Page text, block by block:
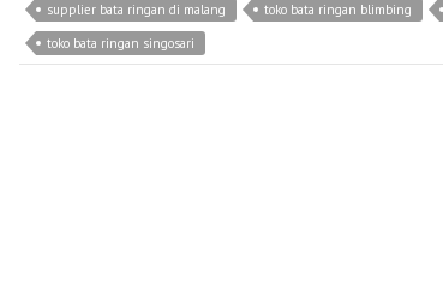
supplier bata ringan di malang
toko bata ringan blimbing
toko bata ringan singosari